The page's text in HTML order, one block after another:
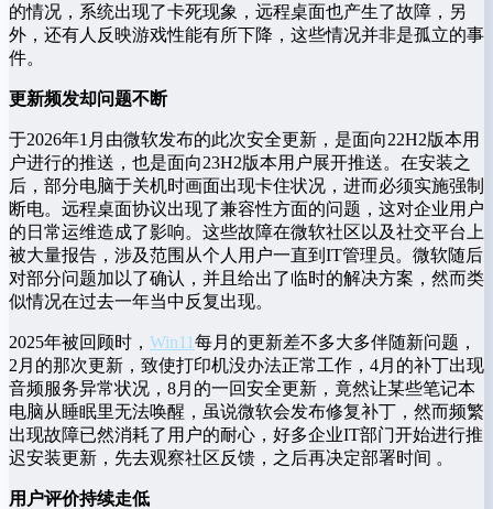
的情况，系统出现了卡死现象，远程桌面也产生了故障，另
外，还有人反映游戏性能有所下降，这些情况并非是孤立的事
件。
更新频发却问题不断
于2026年1月由微软发布的此次安全更新，是面向22H2版本用
户进行的推送，也是面向23H2版本用户展开推送。在安装之
后，部分电脑于关机时画面出现卡住状况，进而必须实施强制
断电。远程桌面协议出现了兼容性方面的问题，这对企业用户
的日常运维造成了影响。这些故障在微软社区以及社交平台上
被大量报告，涉及范围从个人用户一直到IT管理员。微软随后
对部分问题加以了确认，并且给出了临时的解决方案，然而类
似情况在过去一年当中反复出现。
2025年被回顾时， Win11每月的更新差不多大多伴随新问题，
2月的那次更新，致使打印机没办法正常工作，4月的补丁出现
音频服务异常状况，8月的一回安全更新，竟然让某些笔记本
电脑从睡眠里无法唤醒，虽说微软会发布修复补丁，然而频繁
出现故障已然消耗了用户的耐心，好多企业IT部门开始进行推
迟安装更新，先去观察社区反馈，之后再决定部署时间 。
用户评价持续走低